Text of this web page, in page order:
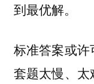
到最优解。
标准答案或
套题太慢、